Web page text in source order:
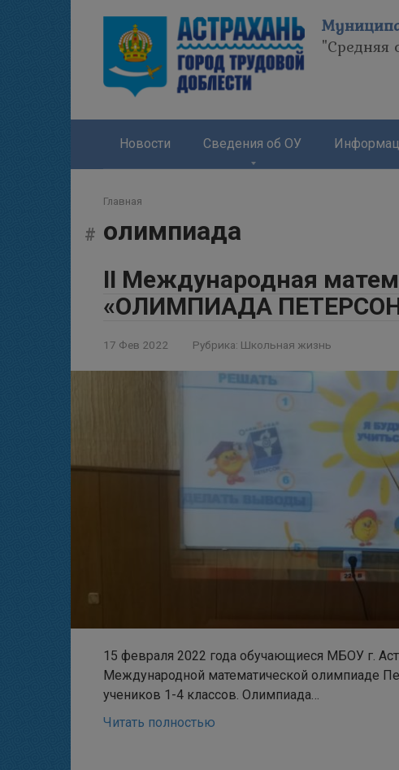
Новости Сведения об ОУ
Главная
олимпиада
II Международная
«ОЛИМПИАДА
17 Фев 2022 Рубрика: Школьная жизнь
15 февраля 2022 года обучающиеся МБОУ г.
Международной математической олимпиаде
учеников 1-4 классов. Олимпиада…
Читать полностью